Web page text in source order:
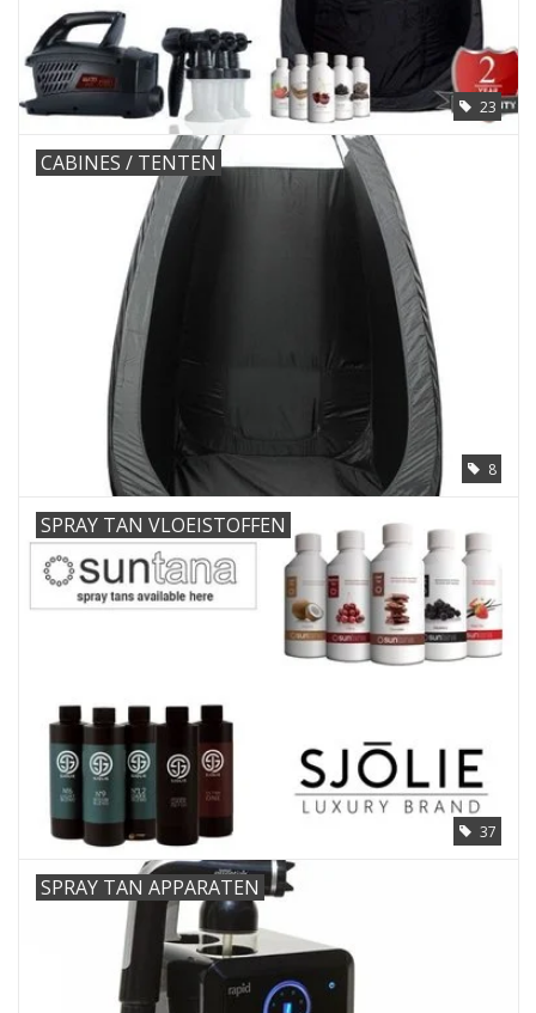
23
CABINES / TENTEN
8
SPRAY TAN VLOEISTOFFEN
37
SPRAY TAN APPARATEN